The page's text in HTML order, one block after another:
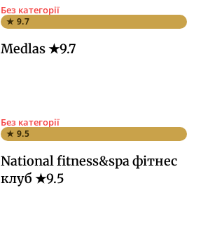
Без категорії
★ 9.7
Medlas ★9.7
Без категорії
★ 9.5
National fitness&spa фітнес
клуб ★9.5